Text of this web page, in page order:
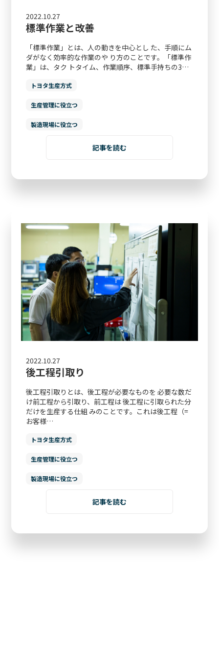
2022.10.27
標準作業と改善
「標準作業」とは、人の動きを中心とし た、手順にム
ダがなく効率的な作業のや り方のことです。「標準作
業」は、タク トタイム、作業順序、標準手持ちの3…
トヨタ生産方式
生産管理に役立つ
製造現場に役立つ
記事を読む
2022.10.27
後工程引取り
後工程引取りとは、後工程が必要なものを 必要な数だ
け前工程から引取り、前工程は 後工程に引取られた分
だけを生産する仕組 みのことです。これは後工程（=
お客様…
トヨタ生産方式
生産管理に役立つ
製造現場に役立つ
記事を読む